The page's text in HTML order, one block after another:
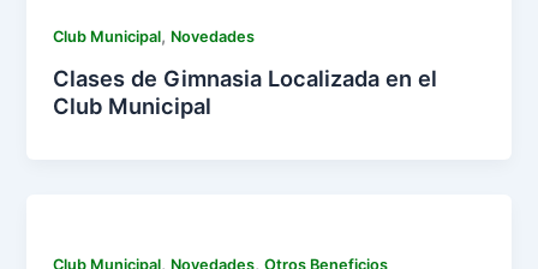
Club Municipal, Novedades
Clases de Gimnasia Localizada en el
Club Municipal
Club Municipal, Novedades,Otros Beneficios